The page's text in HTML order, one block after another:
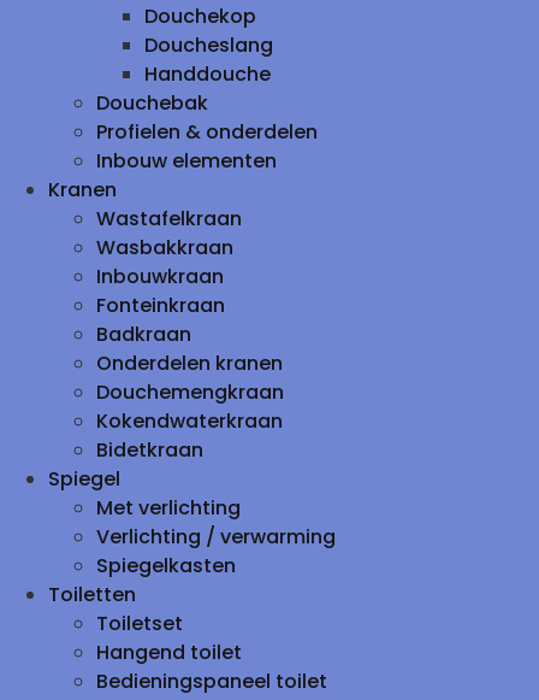
Douchekop
Doucheslang
Handdouche
Douchebak
Profielen & onderdelen
Inbouw elementen
Kranen
Wastafelkraan
Wasbakkraan
Inbouwkraan
Fonteinkraan
Badkraan
Onderdelen kranen
Douchemengkraan
Kokendwaterkraan
Bidetkraan
Spiegel
Met verlichting
Verlichting / verwarming
Spiegelkasten
Toiletten
Toiletset
Hangend toilet
Bedieningspaneel toilet